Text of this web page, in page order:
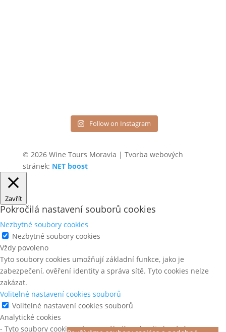
Follow on Instagram
© 2026 Wine Tours Moravia | Tvorba webových
stránek: NET boost
Zavřít
Pokročilá nastavení souborů cookies
Nezbytné soubory cookies
Nezbytné soubory cookies
Vždy povoleno
Tyto soubory cookies umožňují základní funkce, jako je
zabezpečení, ověření identity a správa sítě. Tyto cookies nelze
zakázat.
Volitelné nastavení cookies souborů
Volitelné nastavení cookies souborů
Analytické cookies
- Tyto soubory cookies nám pomáhají pochopit chování